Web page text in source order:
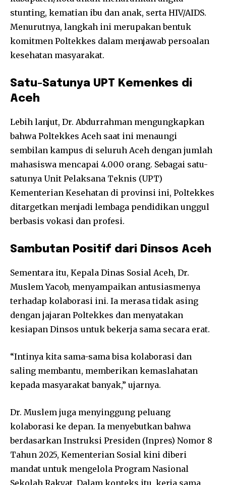
stunting, kematian ibu dan anak, serta HIV/AIDS.
Menurutnya, langkah ini merupakan bentuk
komitmen Poltekkes dalam menjawab persoalan
kesehatan masyarakat.
Satu-Satunya UPT Kemenkes di
Aceh
Lebih lanjut, Dr. Abdurrahman mengungkapkan
bahwa Poltekkes Aceh saat ini menaungi
sembilan kampus di seluruh Aceh dengan jumlah
mahasiswa mencapai 4.000 orang. Sebagai satu-
satunya Unit Pelaksana Teknis (UPT)
Kementerian Kesehatan di provinsi ini, Poltekkes
ditargetkan menjadi lembaga pendidikan unggul
berbasis vokasi dan profesi.
Sambutan Positif dari Dinsos Aceh
Sementara itu, Kepala Dinas Sosial Aceh, Dr.
Muslem Yacob, menyampaikan antusiasmenya
terhadap kolaborasi ini. Ia merasa tidak asing
dengan jajaran Poltekkes dan menyatakan
kesiapan Dinsos untuk bekerja sama secara erat.
“Intinya kita sama-sama bisa kolaborasi dan
saling membantu, memberikan kemaslahatan
kepada masyarakat banyak,” ujarnya.
Dr. Muslem juga menyinggung peluang
kolaborasi ke depan. Ia menyebutkan bahwa
berdasarkan Instruksi Presiden (Inpres) Nomor 8
Tahun 2025, Kementerian Sosial kini diberi
mandat untuk mengelola Program Nasional
Sekolah Rakyat. Dalam konteks itu, kerja sama